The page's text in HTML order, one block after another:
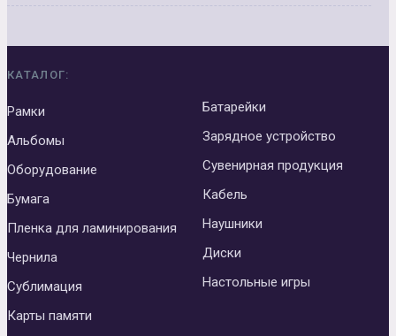
КАТАЛОГ:
Рамки
Альбомы
Оборудование
Бумага
Пленка для ламинирования
Чернила
Сублимация
Карты памяти
Батарейки
Зарядное устройство
Сувенирная продукция
Кабель
Наушники
Диски
Настольные игры